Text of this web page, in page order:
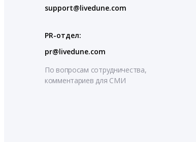
support@livedune.com
PR-отдел:
pr@livedune.com
По вопросам сотрудничества,
комментариев для СМИ